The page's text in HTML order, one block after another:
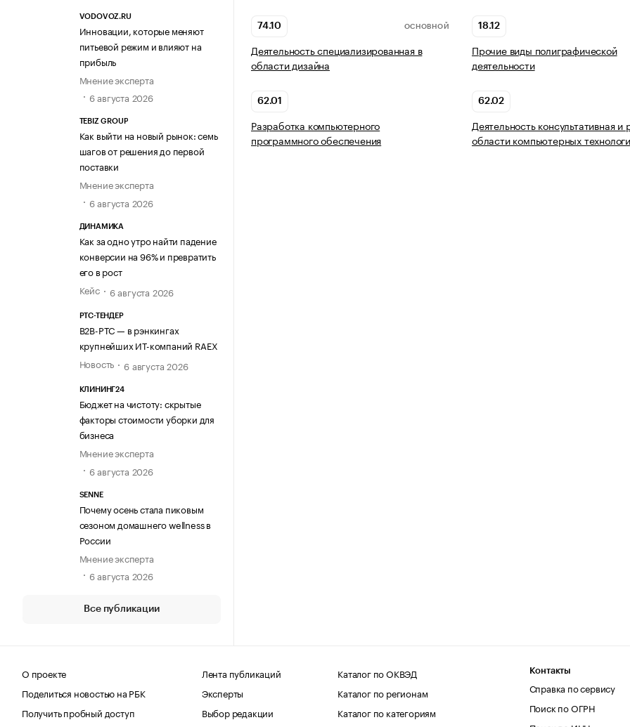
VODOVOZ.RU
Инновации, которые меняют
питьевой режим и влияют на
прибыль
Мнение эксперта
6 августа 2026
TEBIZ GROUP
Как выйти на новый рынок: семь
шагов от решения до первой
поставки
Мнение эксперта
6 августа 2026
ДИНАМИКА
Как за одно утро найти падение
конверсии на 96% и превратить
его в рост
Кейс
6 августа 2026
РТС-ТЕНДЕР
В2В-РТС — в рэнкингах
крупнейших ИТ-компаний RAEX
Новость
6 августа 2026
КЛИНИНГ24
Бюджет на чистоту: скрытые
факторы стоимости уборки для
бизнеса
Мнение эксперта
6 августа 2026
SENNE
Почему осень стала пиковым
сезоном домашнего wellness в
России
Мнение эксперта
6 августа 2026
Все публикации
74.10 ОСНОВНОЙ
Деятельность специализированная в
области дизайна
18.12
Прочие виды полиграфической
деятельности
62.01
Разработка компьютерного
программного обеспечения
62.02
Деятельность консультативная и
области компьютерных
О проекте
Поделиться новостью на РБК
Получить пробный доступ
Лента публикаций
Эксперты
Выбор редакции
Каталог по ОКВЭД
Каталог по регионам
Каталог по категориям
Контакты
Справка по сервису
Поиск по ОГРН